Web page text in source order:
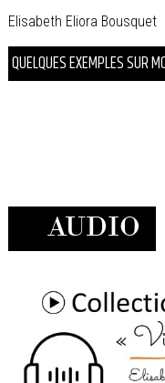
Elisabeth Eliora Bousquet
QUELQUES EXEMPLES SUR